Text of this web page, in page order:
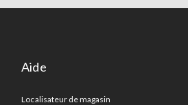
Aide
Localisateur de magasin